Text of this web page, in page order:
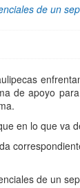
de un
de apoyo
en lo que
de un